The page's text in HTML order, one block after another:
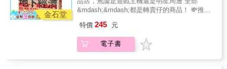
（Katja Scherer），德國廣播電台 「赫爾曼透
過這本充滿智慧的書向大眾表達，我們應該慢
慢忘掉在經濟上追求永恆成長的想法，並做好
準備，逐步邁向節約的生活方式。」──柏林－
布蘭登堡新聞廣播電台（RBB Inforadio）
的書籍，多數聚焦在技術應用層面，或討論個
人與社會該如何適應AI時代的來臨。相較之
下，本書選擇從經濟學的角度切入，嘗試分析
響；究竟是推動還是衝擊？AI能否代替市場機
制，實現計劃經濟。
金石堂
&mdash;&mdash;都是轉賣仔的商品！ 💸推薦
逸濱主持律師 威律法律事務所 法律白話文運
動 「黃牛」一詞，據說起源於二十世紀的上
海，當時的票販聚在一起搶奪票券像極了黃牛
特價 245 元
電子書